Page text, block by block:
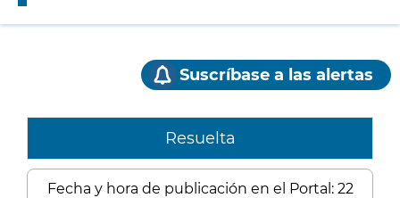
Suscríbase a las alertas
Resuelta
Fecha y hora de publicación en el Portal: 22